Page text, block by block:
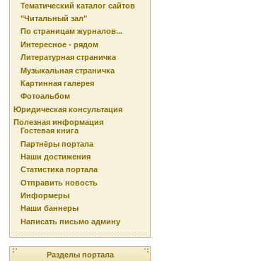
Тематический каталог сайтов
"Читальный зал"
По страницам журналов...
Интересное - рядом
Литературная страничка
Музыкальная страничка
Картинная галерея
Фотоальбом
Юридическая консультация
Полезная информация
Гостевая книга
Партнёры портала
Наши достижения
Статистика портала
Отправить новость
Информеры
Наши баннеры
Написать письмо админу
Разделы портала